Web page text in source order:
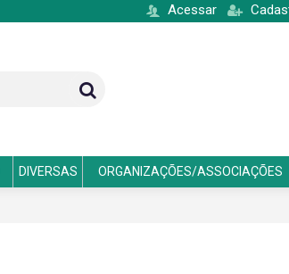
Acessar
DIVERSAS ORGANIZAÇÕES/ASSOCIAÇÕES